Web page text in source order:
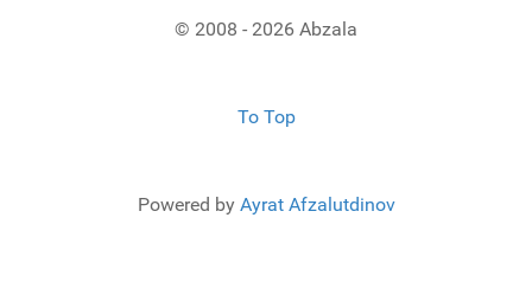
© 2008 - 2026 Abzala
To Top
Powered by Ayrat Afzalutdinov